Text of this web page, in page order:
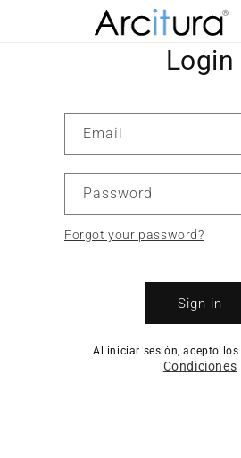
Login
Email
Password
Forgot your password?
Sign in
Al iniciar sesión, acepto los
Condiciones